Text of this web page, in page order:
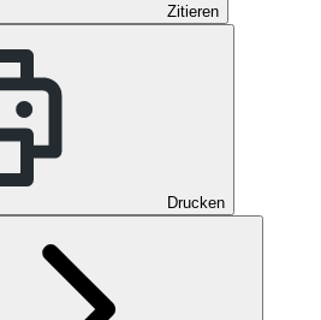
Zitieren
Drucken